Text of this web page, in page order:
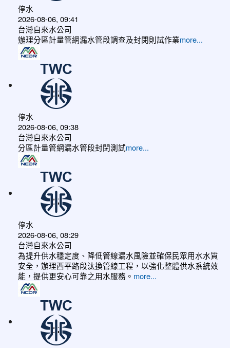
停水
2026-08-06, 09:41
台灣自來水公司
辦理分區計量管網漏水管段調查及封閉則試作業more...
停水
2026-08-06, 09:38
台灣自來水公司
分區計量管網漏水管段封閉測試more...
停水
2026-08-06, 08:29
台灣自來水公司
為提升供水穩定度、降低管線漏水風險並確保民眾用水水質
安全，辦理西平路段汰換管線工程，以強化整體供水系統效
能，提供更安心可靠之用水服務。 more...